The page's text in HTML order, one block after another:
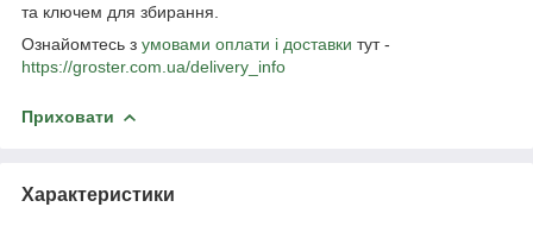
та ключем для збирання.
Ознайомтесь з умовами оплати і доставки тут -
https://groster.com.ua/delivery_info
Приховати
Характеристики